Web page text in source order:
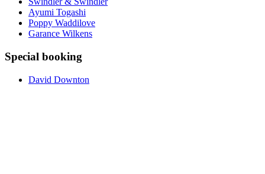
Ayumi Togashi
Poppy Waddilove
Garance Wilkens
Special booking
David Downton